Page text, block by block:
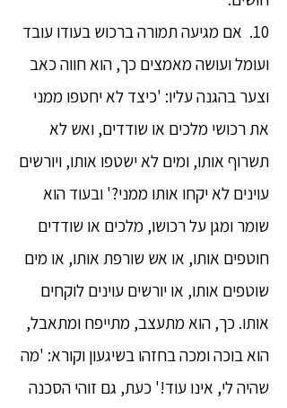
10. אם מגיעה תמורה ברכוש בעודו עובד
ועומל ועושה מאמצים כך, הוא חווה כאב
וצער בהגנה עליו: 'כיצד לא יחטפו ממני
את רכושי מלכים או שודדים, ואש לא
תשרוף אותו, ומים לא ישטפו אותו, ויורשים
עוינים לא יקחו אותו ממני?' ובעוד הוא
שומר ומגן על רכושו, מלכים או שודדים
חוטפים אותו, או אש שורפת אותו, או מים
שוטפים אותו, או יורשים עוינים לוקחים
אותו. כך, הוא מתעצב, מתייפח ומתאבל,
הוא בוכה ומכה בחזהו בשיגעון וקורא: 'מה
שהיה לי, אינו עוד!' כעת, גם זוהי הסכנה